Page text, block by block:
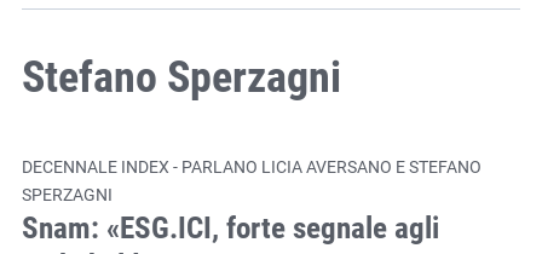
Stefano Sperzagni
DECENNALE INDEX - PARLANO LICIA AVERSANO E STEFANO
SPERZAGNI
Snam: «ESG.ICI, forte segnale agli